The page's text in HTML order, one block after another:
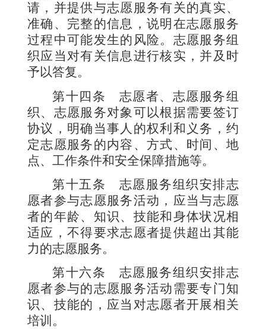
请，并提供与志愿服务有关的真实、
准确、完整的信息，说明在志愿服务
过程中可能发生的风险。志愿服务组
织应当对有关信息进行核实，并及时
予以答复。
第十四条 志愿者、志愿服务组
织、志愿服务对象可以根据需要签订
协议，明确当事人的权利和义务，约
定志愿服务的内容、方式、时间、地
点、工作条件和安全保障措施等。
第十五条 志愿服务组织安排志
愿者参与志愿服务活动，应当与志愿
者的年龄、知识、技能和身体状况相
适应，不得要求志愿者提供超出其能
力的志愿服务。
第十六条 志愿服务组织安排志
愿者参与的志愿服务活动需要专门知
识、技能的，应当对志愿者开展相关
培训。